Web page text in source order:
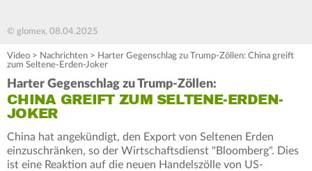
© glomex, 08.04.2025
Video > Nachrichten > Harter Gegenschlag zu Trump-Zöllen: China greift
zum Seltene-Erden-Joker
Harter Gegenschlag zu Trump-Zöllen:
CHINA GREIFT ZUM SELTENE-ERDEN-
JOKER
China hat angekündigt, den Export von Seltenen Erden
einzuschränken, so der Wirtschaftsdienst "Bloomberg". Dies
ist eine Reaktion auf die neuen Handelszölle von US-